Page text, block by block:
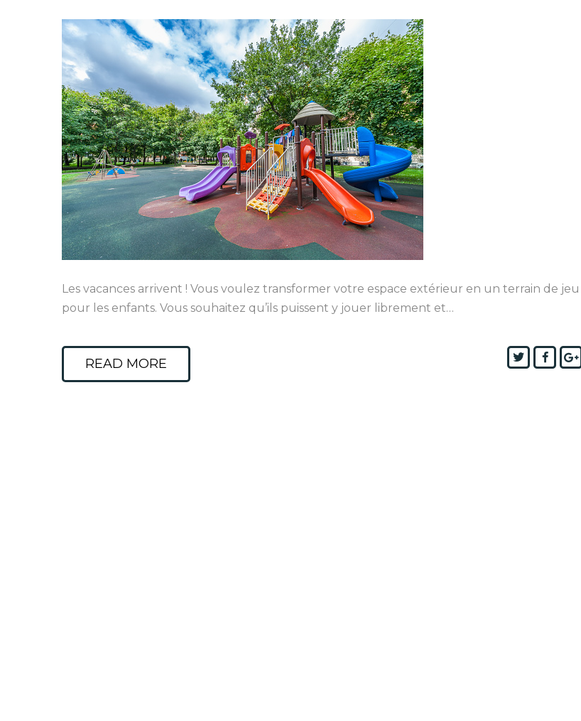
Les vacances arrivent ! Vous voulez transformer votre espace extérieur en un terrain de jeu
pour les enfants. Vous souhaitez qu’ils puissent y jouer librement et…
READ MORE Twitter